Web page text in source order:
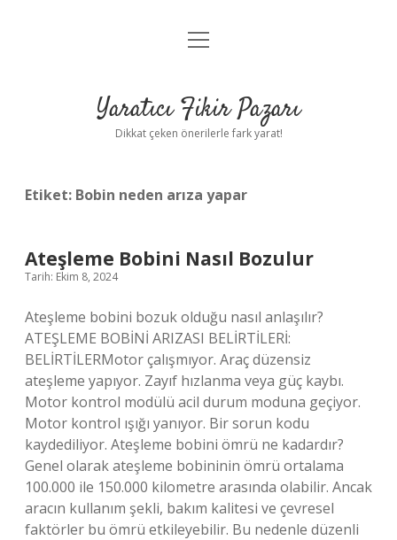
Anasayfa
Yasal Uyarı
menüyü
Yaratıcı Fikir Pazarı
Dikkat çeken önerilerle fark yarat!
Etiket: Bobin neden arıza yapar
Ateşleme Bobini Nasıl Bozulur
Tarih: Ekim 8, 2024
Ateşleme bobini bozuk olduğu nasıl anlaşılır?
ATEŞLEME BOBİNİ ARIZASI BELİRTİLERİ:
BELİRTİLERMotor çalışmıyor. Araç düzensiz
ateşleme yapıyor. Zayıf hızlanma veya güç kaybı.
Motor kontrol modülü acil durum moduna geçiyor.
Motor kontrol ışığı yanıyor. Bir sorun kodu
kaydediliyor. Ateşleme bobini ömrü ne kadardır?
Genel olarak ateşleme bobininin ömrü ortalama
100.000 ile 150.000 kilometre arasında olabilir. Ancak
aracın kullanım şekli, bakım kalitesi ve çevresel
faktörler bu ömrü etkileyebilir. Bu nedenle düzenli